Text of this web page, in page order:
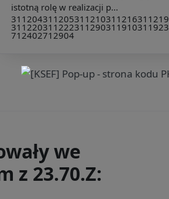
istotną rolę w realizacji p...
311204311205311210311216311219
311220311222311290311910311923
712402712904
we
z 23.70.Z: